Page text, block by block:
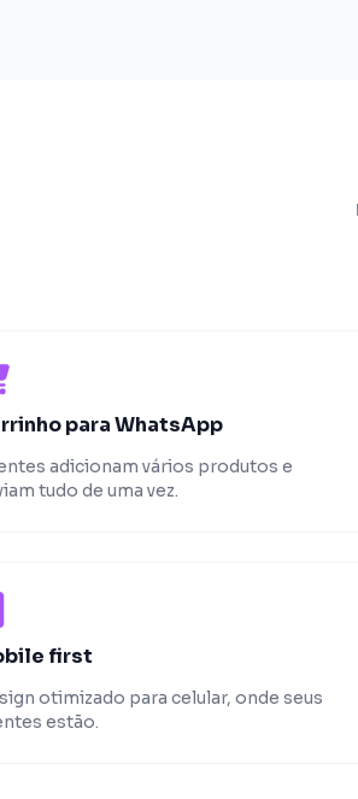
para WhatsApp
adicionam vários produtos e
tudo de uma vez.
first
otimizado para celular, onde seus
estão.